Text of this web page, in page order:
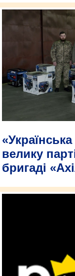
велику
бригаді